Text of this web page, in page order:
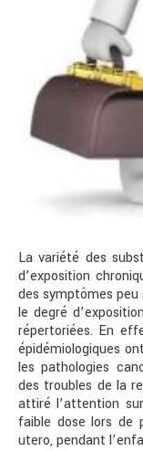
La variété des
d’exposition
des symptômes
le degré
répertoriées. En
épidémiologiques
les pathologies
des troubles de la
attiré l’attention
faible dose lors de
utero, pendant